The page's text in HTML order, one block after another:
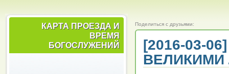
КАРТА ПРОЕЗДА И
ВРЕМЯ
БОГОСЛУЖЕНИЙ
Поделиться с друзьями:
[2016-03-